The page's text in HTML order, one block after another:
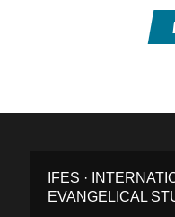
IFES ·
EVANGELICAL